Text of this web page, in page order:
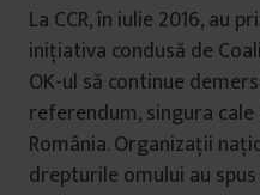
La CCR, în iulie 2016, au
inițiativa condusă de
OK-ul să continue
referendum, singura
România. Organizații
drepturile omului au